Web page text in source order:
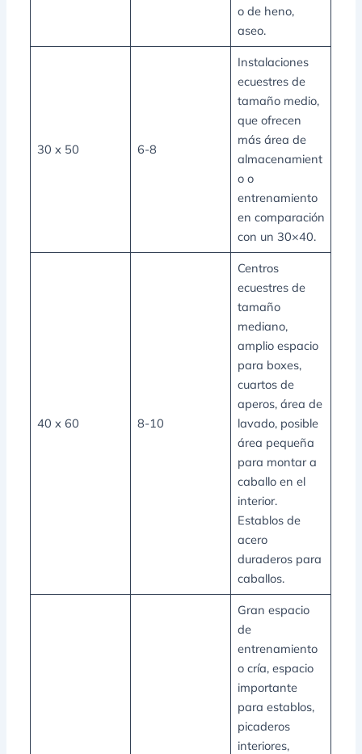
o de heno,
aseo.
30 x 50 6-8
Instalaciones
ecuestres de
tamaño medio,
que ofrecen
más área de
almacenamient
o o
entrenamiento
en comparación
con un 30×40.
40 x 60 8-10
Centros
ecuestres de
tamaño
mediano,
amplio espacio
para boxes,
cuartos de
aperos, área de
lavado, posible
área pequeña
para montar a
caballo en el
interior.
Establos de
acero
duraderos para
caballos.
Gran espacio
de
entrenamiento
o cría, espacio
importante
para establos,
picaderos
interiores,